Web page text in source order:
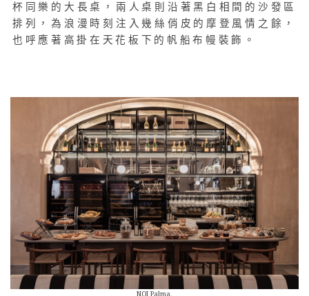
杯同樂的大長桌，兩人桌則沿著黑白相間的沙發區
排列，為浪漫時刻注入幾絲俏皮的摩登風情之餘，
也呼應著高掛在天花板下的帆船布幔裝飾。
NOI Palma.